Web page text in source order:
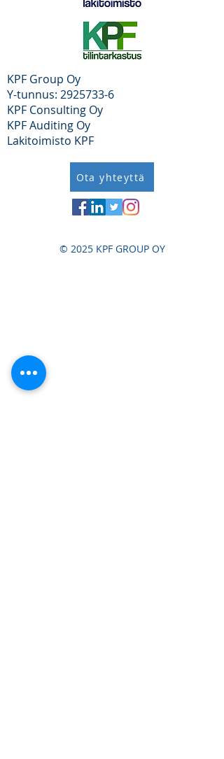
KPF Group Oy
Y-tunnus: 2925733-6
KPF Consulting Oy
KPF Auditing Oy
Lakitoimisto KPF
Ota yhteyttä
© 2025 KPF GROUP OY